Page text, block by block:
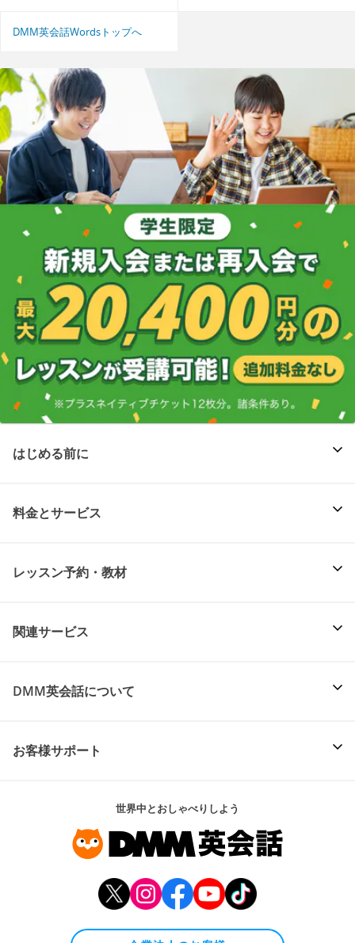
DMM英会話Wordsトップへ
はじめる前に
料金とサービス
レッスン予約・教材
関連サービス
DMM英会話について
お客様サポート
世界中とおしゃべりしよう